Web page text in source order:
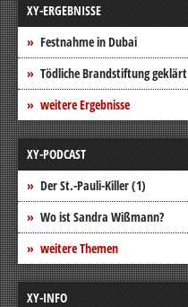
XY-ERGEBNISSE
Festnahme in Dubai
Tödliche Brandstiftung geklärt
weitere Ergebnisse
XY-PODCAST
Der St.-Pauli-Killer (1)
Wo ist Sandra Wißmann?
weitere Themen
XY-INFO